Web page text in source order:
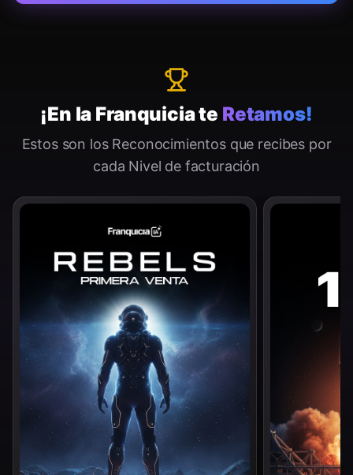
¡En la Franquicia te Retamos!
Estos son los Reconocimientos que recibes por
cada Nivel de facturación